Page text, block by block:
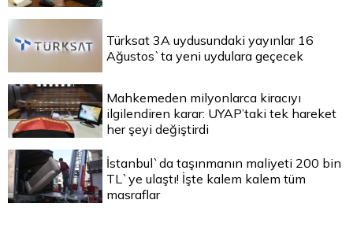
Türksat 3A uydusundaki yayınlar 16
Ağustos`ta yeni uydulara geçecek
Mahkemeden milyonlarca kiracıyı
ilgilendiren karar: UYAP’taki tek hareket
her şeyi değiştirdi
İstanbul`da taşınmanın maliyeti 200 bin
TL`ye ulaştı! İşte kalem kalem tüm
masraflar